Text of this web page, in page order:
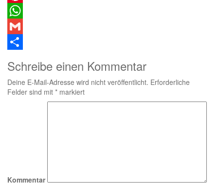
Pinterest
WhatsApp
Gmail
Schreibe einen Kommentar
Deine E-Mail-Adresse wird nicht veröffentlicht. Erforderliche
Felder sind mit * markiert
Kommentar